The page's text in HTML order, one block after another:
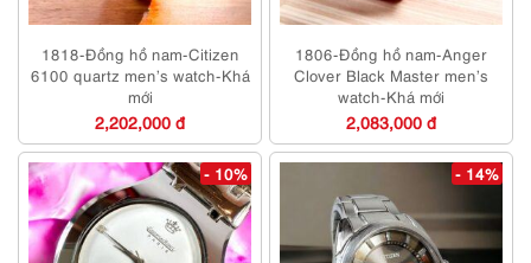
1818-Đồng hồ nam-Citizen
6100 quartz men’s watch-Khá
mới
2,202,000 đ
1806-Đồng hồ nam-Anger
Clover Black Master men’s
watch-Khá mới
2,083,000 đ
- 10% - 14%